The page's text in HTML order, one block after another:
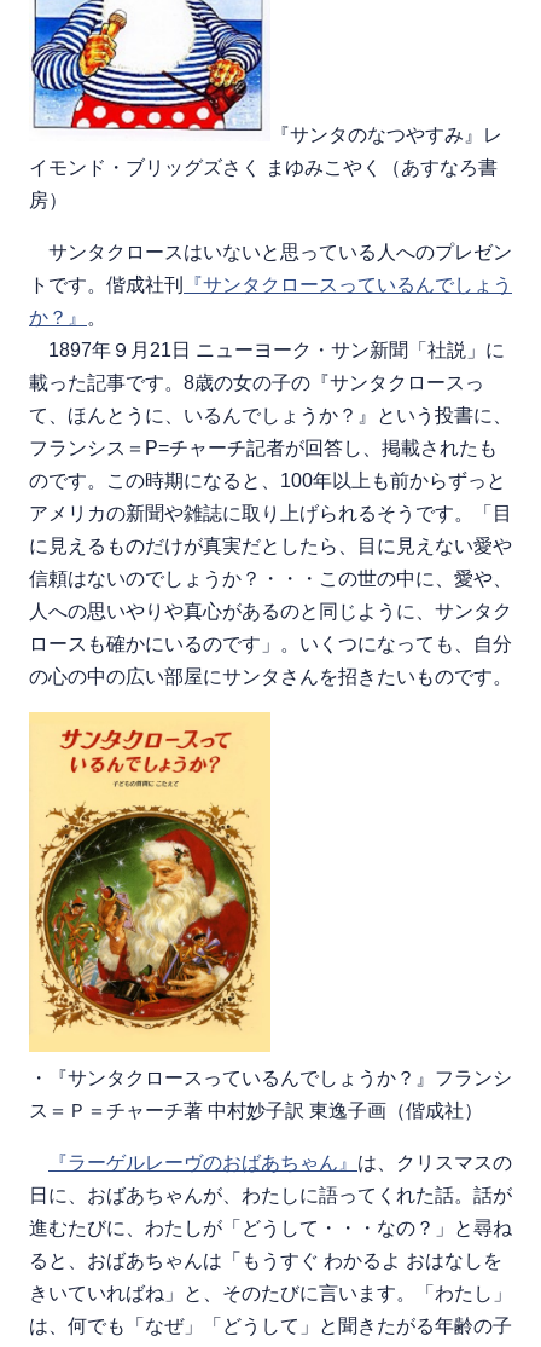
『サンタのなつやすみ』レ
イモンド・ブリッグズさく まゆみこやく（あすなろ書
房）
サンタクロースはいないと思っている人へのプレゼン
トです。偕成社刊
『サンタクロースっているんでしょう
か？』
。
1897年９月21日 ニューヨーク・サン新聞「社説」に
載った記事です。8歳の女の子の『サンタクロースっ
て、ほんとうに、いるんでしょうか？』という投書に、
フランシス＝P=チャーチ記者が回答し、掲載されたも
のです。この時期になると、100年以上も前からずっと
アメリカの新聞や雑誌に取り上げられるそうです。「目
に見えるものだけが真実だとしたら、目に見えない愛や
信頼はないのでしょうか？・・・この世の中に、愛や、
人への思いやりや真心があるのと同じように、サンタク
ロースも確かにいるのです」。いくつになっても、自分
の心の中の広い部屋にサンタさんを招きたいものです。
・『サンタクロースっているんでしょうか？』フランシ
ス＝Ｐ＝チャーチ著 中村妙子訳 東逸子画（偕成社）
『ラーゲルレーヴのおばあちゃん』 は、クリスマスの
日に、おばあちゃんが、わたしに語ってくれた話。話が
進むたびに、わたしが「どうして・・・なの？」と尋ね
ると、おばあちゃんは「もうすぐ わかるよ おはなしを
きいていればね」と、そのたびに言います。「わたし」
は、何でも「なぜ」「どうして」と聞きたがる年齢の子